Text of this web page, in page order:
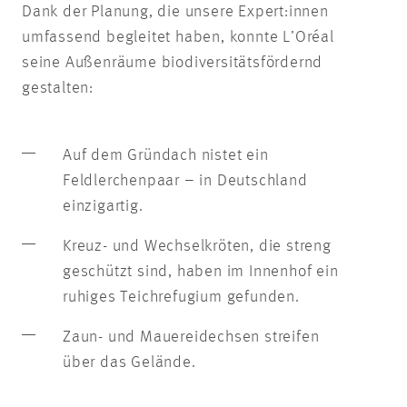
Dank der Planung, die unsere Expert:innen
umfassend begleitet haben, konnte L’Oréal
seine Außenräume biodiversitätsfördernd
gestalten:
Auf dem Gründach nistet ein
Feldlerchenpaar – in Deutschland
einzigartig.
Kreuz- und Wechselkröten, die streng
geschützt sind, haben im Innenhof ein
ruhiges Teichrefugium gefunden.
Zaun- und Mauereidechsen streifen
über das Gelände.